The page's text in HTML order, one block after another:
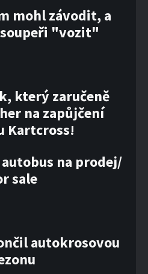
mohl závodit, a
soupeři "vozit"
který zaručeně
na zapůjčení
Kartcross!
na prodej/
sale
autokrosovou